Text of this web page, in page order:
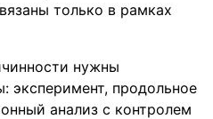
только в рамках
нужны
эксперимент, продольное
анализ с контролем